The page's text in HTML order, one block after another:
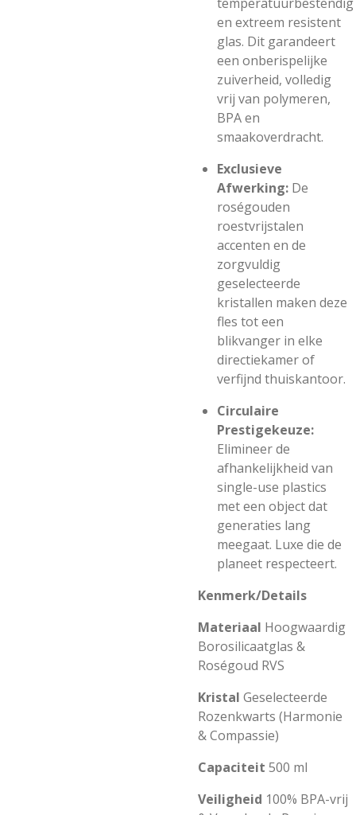
en extreem resistent
glas. Dit garandeert
een onberispelijke
zuiverheid, volledig
vrij van polymeren,
BPA en
smaakoverdracht.
Exclusieve
Afwerking: De
roségouden
roestvrijstalen
accenten en de
zorgvuldig
geselecteerde
kristallen maken deze
fles tot een
blikvanger in elke
directiekamer of
verfijnd thuiskantoor.
Circulaire
Prestigekeuze:
Elimineer de
afhankelijkheid van
single-use plastics
met een object dat
generaties lang
meegaat. Luxe die de
planeet respecteert.
Kenmerk/Details
Materiaal Hoogwaardig
Borosilicaatglas &
Roségoud RVS
Kristal Geselecteerde
Rozenkwarts (Harmonie
& Compassie)
Capaciteit 500 ml
Veiligheid 100% BPA-vrij